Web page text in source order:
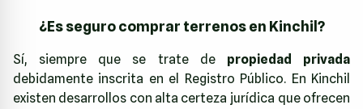
¿Es seguro comprar terrenos en Kinchil?
Sí, siempre que se trate de propiedad privada
debidamente inscrita en el Registro Público. En Kinchil
existen desarrollos con alta certeza jurídica que ofrecen